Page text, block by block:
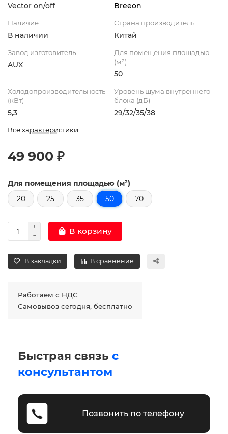
Vector on/off Breeon
Наличие:
В наличии
Страна производитель
Китай
Завод изготовитель
AUX
Для помещения площадью
(м²)
50
Холодопроизводительность
(кВт)
5,3
Уровень шума внутреннего
блока (дБ)
29/32/35/38
Все характеристики
49 900 ₽
Для помещения площадью (м²)
20
25 35 50 70
В корзину
В закладки В сравнение
Работаем с НДС
Самовывоз сегодня, бесплатно
Быстрая связь с
консультантом
Позвонить по телефону